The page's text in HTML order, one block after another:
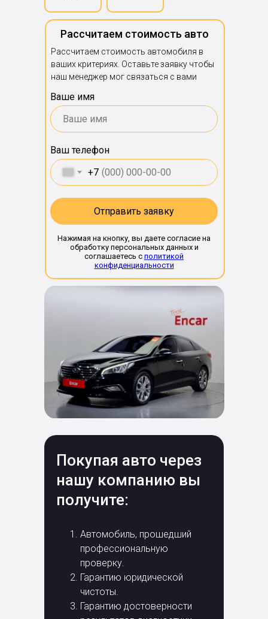
Рассчитаем стоимость авто
Ваше имя
Ваш телефон
+7
Отправить заявку
Нажимая на кнопку, вы даете согласие на
обработку персональных данных и
соглашаетесь c политикой
конфиденциальности
Рассчитаем стоимость автомобиля в
ваших критериях. Оставьте заявку чтобы
наш менеджер мог связаться с вами
Покупая авто через
нашу компанию вы
получите:
Автомобиль, прошедший
профессиональную
проверку.
Гарантию юридической
чистоты.
Гарантию достоверности